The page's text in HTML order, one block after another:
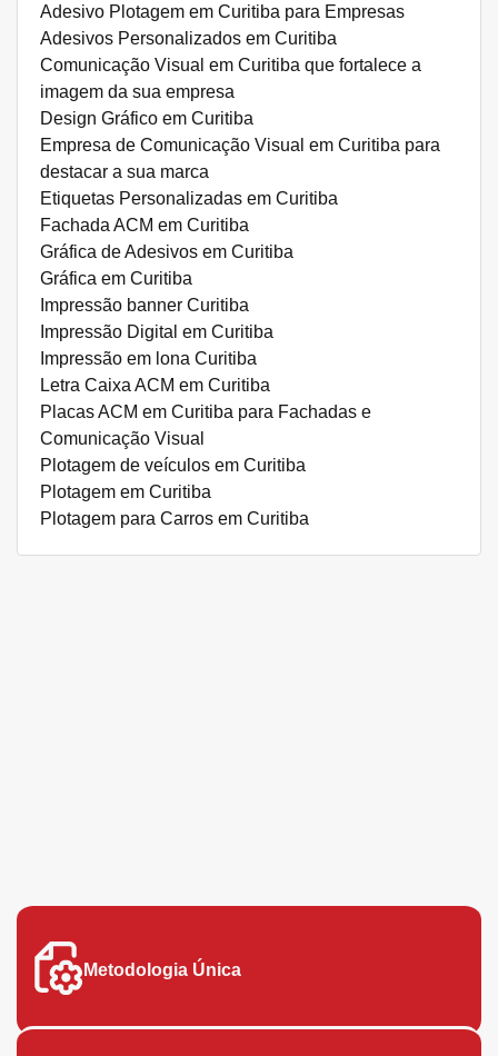
Adesivo Plotagem em Curitiba para Empresas
Adesivos Personalizados em Curitiba
Comunicação Visual em Curitiba que fortalece a
imagem da sua empresa
Design Gráfico em Curitiba
Empresa de Comunicação Visual em Curitiba para
destacar a sua marca
Etiquetas Personalizadas em Curitiba
Fachada ACM em Curitiba
Gráfica de Adesivos em Curitiba
Gráfica em Curitiba
Impressão banner Curitiba
Impressão Digital em Curitiba
Impressão em lona Curitiba
Letra Caixa ACM em Curitiba
Placas ACM em Curitiba para Fachadas e
Comunicação Visual
Plotagem de veículos em Curitiba
Plotagem em Curitiba
Plotagem para Carros em Curitiba
Metodologia Única